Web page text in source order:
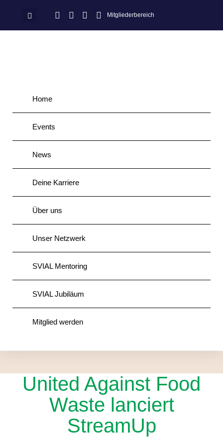
Mitgliederbereich
Home
Events
News
Deine Karriere
Über uns
Unser Netzwerk
SVIAL Mentoring
SVIAL Jubiläum
Mitglied werden
United Against Food
Waste lanciert
StreamUp